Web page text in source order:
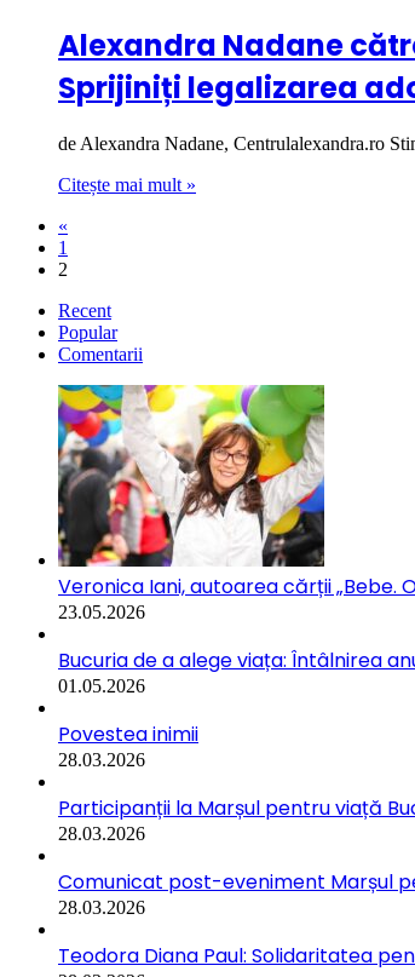
Alexandra Nadane
Sprijiniți legalizarea
de Alexandra Nadane, Centrulalexandra.ro
Citește mai mult »
«
1
2
Recent
Popular
Comentarii
Veronica Iani, autoarea cărții „Bebe.
23.05.2026
Bucuria de a alege viața: Întâlnirea
01.05.2026
Povestea inimii
28.03.2026
Participanții la Marșul pentru viață
28.03.2026
Comunicat post-eveniment Marșul
28.03.2026
Teodora Diana Paul: Solidaritatea